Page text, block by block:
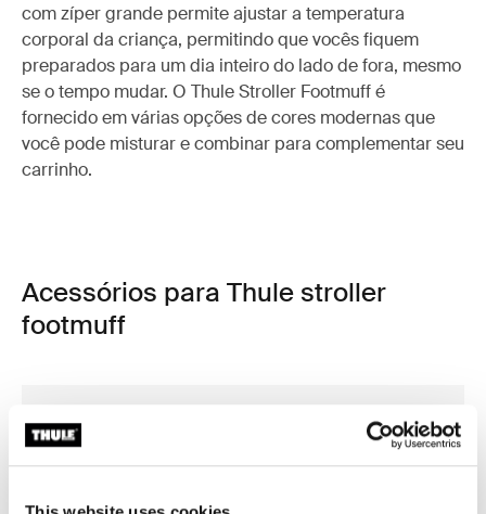
com zíper grande permite ajustar a temperatura
corporal da criança, permitindo que vocês fiquem
preparados para um dia inteiro do lado de fora, mesmo
se o tempo mudar. O Thule Stroller Footmuff é
fornecido em várias opções de cores modernas que
você pode misturar e combinar para complementar seu
carrinho.
Acessórios para Thule stroller
footmuff